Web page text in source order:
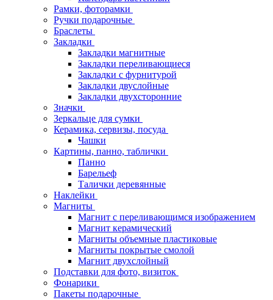
Рамки, фоторамки
Ручки подарочные
Браслеты
Закладки
Закладки магнитные
Закладки переливающиеся
Закладки с фурнитурой
Закладки двуслойные
Закладки двухсторонние
Значки
Зеркальце для сумки
Керамика, сервизы, посуда
Чашки
Картины, панно, таблички
Панно
Барельеф
Талички деревянные
Наклейки
Магниты
Магнит с переливающимся изображением
Магнит керамический
Магниты объемные пластиковые
Магниты покрытые смолой
Магнит двухслойный
Подставки для фото, визиток
Фонарики
Пакеты подарочные